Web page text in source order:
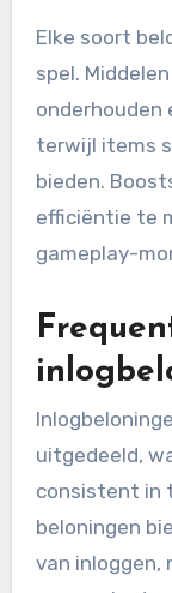
Elke soort
spel.
onderhouden
terwijl items
bieden.
efficiëntie te
gameplay-
uitgedeeld,
consistent in
beloningen
van inloggen,